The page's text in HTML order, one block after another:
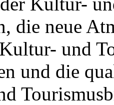
die neue
und
und die